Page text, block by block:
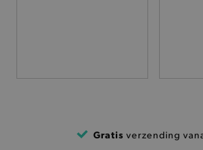
Gratis verzending
De strikt noodzakelijke cookies
niet jouw identiteit.